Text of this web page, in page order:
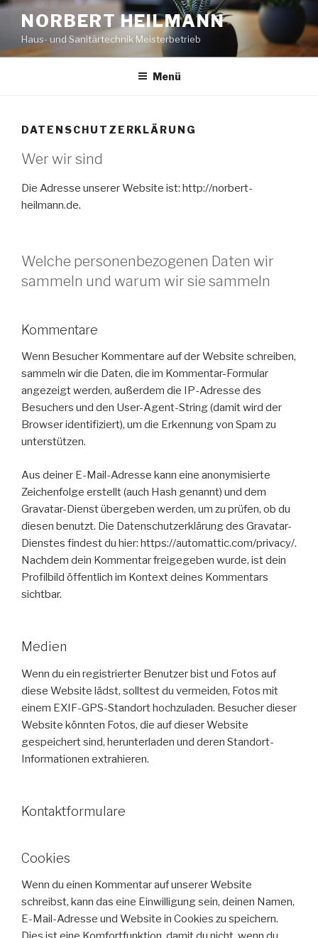
Zum
Inhalt
springen
NORBERT HEILMANN
Haus- und Sanitärtechnik Meisterbetrieb
Menü
DATENSCHUTZERKLÄRUNG
Wer wir sind
Die Adresse unserer Website ist: http://norbert-
heilmann.de.
Welche personenbezogenen Daten wir
sammeln und warum wir sie sammeln
Kommentare
Wenn Besucher Kommentare auf der Website schreiben,
sammeln wir die Daten, die im Kommentar-Formular
angezeigt werden, außerdem die IP-Adresse des
Besuchers und den User-Agent-String (damit wird der
Browser identifiziert), um die Erkennung von Spam zu
unterstützen.
Aus deiner E-Mail-Adresse kann eine anonymisierte
Zeichenfolge erstellt (auch Hash genannt) und dem
Gravatar-Dienst übergeben werden, um zu prüfen, ob du
diesen benutzt. Die Datenschutzerklärung des Gravatar-
Dienstes findest du hier: https://automattic.com/privacy/.
Nachdem dein Kommentar freigegeben wurde, ist dein
Profilbild öffentlich im Kontext deines Kommentars
sichtbar.
Medien
Wenn du ein registrierter Benutzer bist und Fotos auf
diese Website lädst, solltest du vermeiden, Fotos mit
einem EXIF-GPS-Standort hochzuladen. Besucher dieser
Website könnten Fotos, die auf dieser Website
gespeichert sind, herunterladen und deren Standort-
Informationen extrahieren.
Kontaktformulare
Cookies
Wenn du einen Kommentar auf unserer Website
schreibst, kann das eine Einwilligung sein, deinen Namen,
E-Mail-Adresse und Website in Cookies zu speichern.